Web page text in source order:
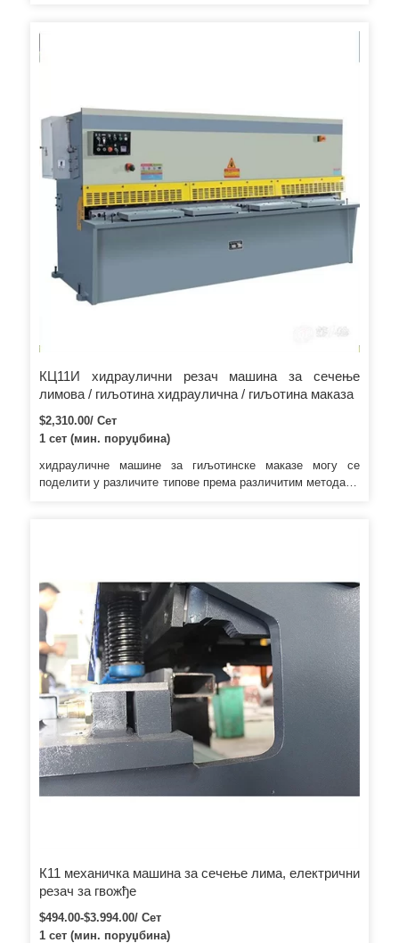
дебљина смицања (мм) 1.0 Конструкцијска челична плоча
Величина паковања (цм) 202к110к69 СЗ/ГВ
КЦ11И хидраулични резач машина за сечење
лимова / гиљотина хидраулична / гиљотина маказа
$2,310.00/ Сет
1 сет (мин. поруџбина)
хидрауличне машине за гиљотинске маказе могу се
поделити у различите типове према различитим методама
К11 механичка машина за сечење лима, електрични
резач за гвожђе
$494.00-$3.994.00/ Сет
1 сет (мин. поруџбина)